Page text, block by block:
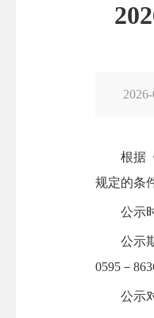
根据《
规定的条
公示时
公示期
0595－
公示对